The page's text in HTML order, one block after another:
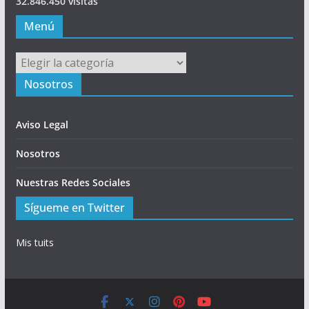
Menú
Menú
Nosotros
Aviso Legal
Nosotros
Nuestras Redes Sociales
Sígueme en Twitter
Mis tuits